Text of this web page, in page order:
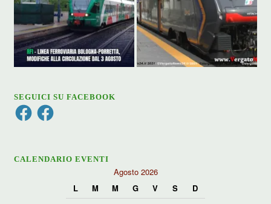
SEGUICI SU FACEBOOK
FacebookFacebook
CALENDARIO EVENTI
Agosto 2026
L
M M G V S
D